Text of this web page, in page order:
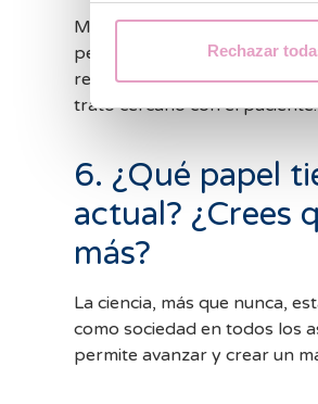
Rechazar
Marie Curie y Rosalind
pero tampoco diría que han
revolucionaria de la
trato cercano con el paciente.
6. ¿Qué papel
actual? ¿Crees
más?
La ciencia, más que nunca,
como sociedad en todos los
permite avanzar y crear un